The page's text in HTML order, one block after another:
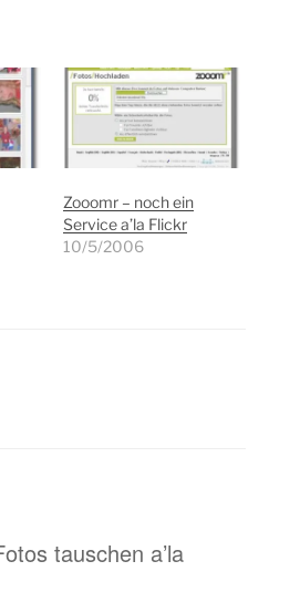
Zooomr – noch ein
Service a’la Flickr
10/5/2006
tauschen a’la